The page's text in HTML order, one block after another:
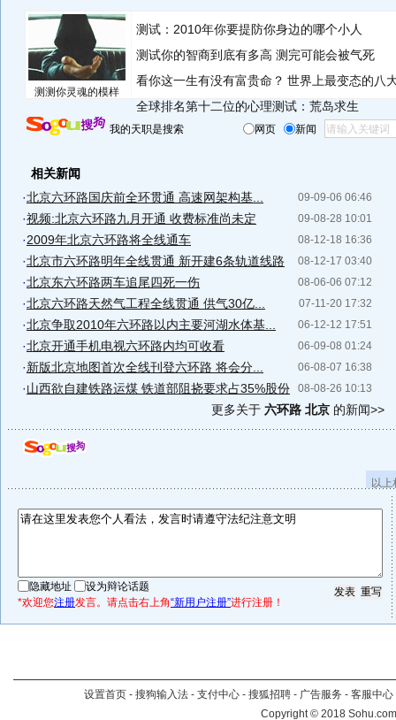
测测你灵魂的模样
测试：2010年你要提防你身边的哪个小人
测试你的智商到底有多高 测完可能会被气死
看你这一生有没有富贵命？ 世界上最变态的八
全球排名第十二位的心理测试：荒岛求生
我的天职是搜索 网页 新闻
相关新闻
09-09-06 06:46
·北京六环路国庆前全环贯通 高速网架构基...
09-08-28 10:01
·视频:北京六环路九月开通 收费标准尚未定
08-12-18 16:36
·2009年北京六环路将全线通车
08-12-17 03:40
·北京市六环路明年全线贯通 新开建6条轨道线路
08-06-06 07:12
·北京东六环路两车追尾四死一伤
07-11-20 17:32
·北京六环路天然气工程全线贯通 供气30亿...
06-12-12 17:51
·北京争取2010年六环路以内主要河湖水体基...
06-09-08 01:24
·北京开通手机电视六环路内均可收看
06-08-07 16:38
·新版北京地图首次全线刊登六环路 将会分...
08-08-26 10:13
·山西欲自建铁路运煤 铁道部阻挠要求占35%股份
更多关于 六环路 北京 的新闻>>
以
隐藏地址
设为辩论话题
*欢迎您注册发言。请点击右上角“新用户注册”进行注册！
设置首页 - 搜狗输入法 - 支付中心 - 搜狐招聘 - 广告服务 - 客服中心
Copyright©2018